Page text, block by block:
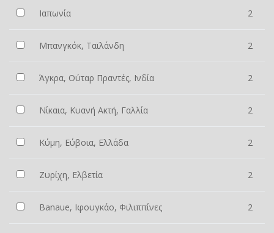
Ιαπωνία 2
Μπανγκόκ, Ταϊλάνδη 2
Άγκρα, Ούταρ Πραντές, Ινδία 2
Νίκαια, Κυανή Ακτή, Γαλλία 2
Κύμη, Εύβοια, Ελλάδα 2
Ζυρίχη, Ελβετία 2
Banaue, Ιφουγκάο, Φιλιππίνες 2